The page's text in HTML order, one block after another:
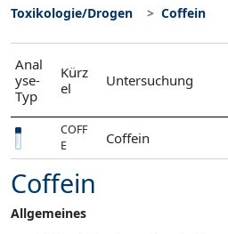
Toxikologie/Drogen Coffein
Anal
yse-
Typ
Kürz
el
Untersuchung
COFF
E
Coffein
Coffein
Allgemeines